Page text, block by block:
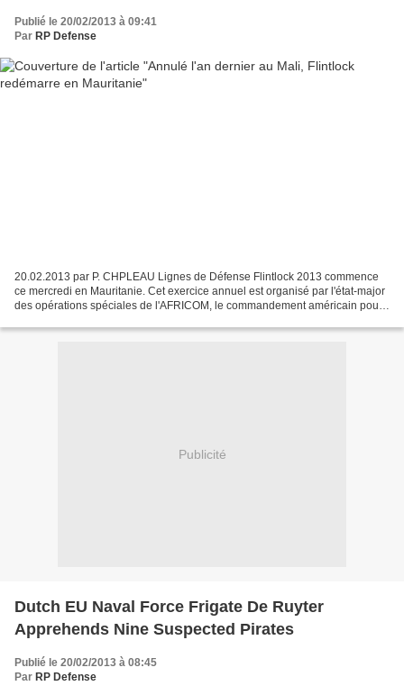
Publié le 20/02/2013 à 09:41
Par RP Defense
20.02.2013 par P. CHPLEAU Lignes de Défense Flintlock 2013 commence
ce mercredi en Mauritanie. Cet exercice annuel est organisé par l'état-major
des opérations spéciales de l'AFRICOM, le commandement américain pour
Publicité
Dutch EU Naval Force Frigate De Ruyter
Apprehends Nine Suspected Pirates
Publié le 20/02/2013 à 08:45
Par RP Defense